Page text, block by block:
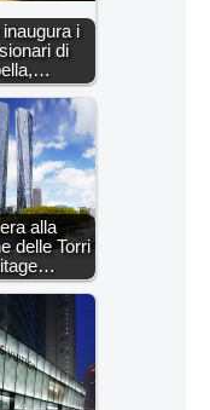
i
di
alla
delle Torri